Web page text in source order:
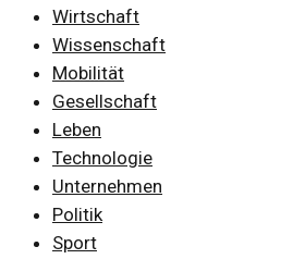
Wirtschaft
Wissenschaft
Mobilität
Gesellschaft
Leben
Technologie
Unternehmen
Politik
Sport